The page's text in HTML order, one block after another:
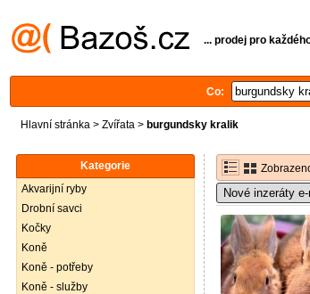
... prodej pro
Co:
Hlavní stránka > Zvířata > burgundsky kralik
Kategorie
Akvarijní ryby
Drobní savci
Kočky
Koně
Koně - potřeby
Koně - služby
Nové inzeráty